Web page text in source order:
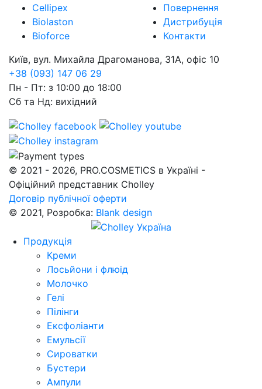
Cellipex
Biolaston
Bioforce
Повернення
Дистрибуція
Контакти
Київ, вул. Михайла Драгоманова, 31А, офіс 10
+38 (093) 147 06 29
Пн - Пт: з 10:00 до 18:00
Сб та Нд: вихідний
© 2021 - 2026, PRO.COSMETICS в Україні -
Офіційний представник Cholley
Договір публічної оферти
© 2021, Розробка: Blank design
Продукція
Креми
Лосьйони і флюід
Молочко
Гелі
Пілінги
Ексфоліанти
Емульсії
Сироватки
Бустери
Ампули